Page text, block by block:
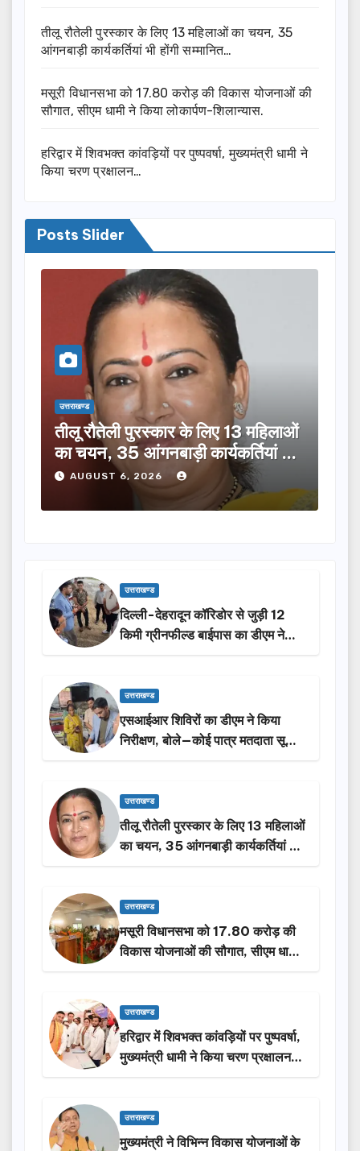
तीलू रौतेली पुरस्कार के लिए 13 महिलाओं का चयन, 35
आंगनबाड़ी कार्यकर्तियां भी होंगी सम्मानित…
मसूरी विधानसभा को 17.80 करोड़ की विकास योजनाओं की
सौगात, सीएम धामी ने किया लोकार्पण-शिलान्यास.
हरिद्वार में शिवभक्त कांवड़ियों पर पुष्पवर्षा, मुख्यमंत्री धामी ने
किया चरण प्रक्षालन…
Posts Slider
उत्तराखण्ड
तीलू रौतेली पुरस्कार के लिए 13 महिलाओं
का चयन, 35 आंगनबाड़ी कार्यकर्तियां भी
होंगी सम्मानित…
AUGUST 6, 2026
उत्तराखण्ड
दिल्ली-देहरादून कॉरिडोर से जुड़ी 12
किमी ग्रीनफील्ड बाईपास का डीएम ने
किया निरीक्षण…
उत्तराखण्ड
एसआईआर शिविरों का डीएम ने किया
निरीक्षण, बोले—कोई पात्र मतदाता सूची
से न छूटे…
उत्तराखण्ड
तीलू रौतेली पुरस्कार के लिए 13 महिलाओं
का चयन, 35 आंगनबाड़ी कार्यकर्तियां भी
होंगी सम्मानित…
उत्तराखण्ड
मसूरी विधानसभा को 17.80 करोड़ की
विकास योजनाओं की सौगात, सीएम धामी
ने किया लोकार्पण-शिलान्यास.
उत्तराखण्ड
हरिद्वार में शिवभक्त कांवड़ियों पर पुष्पवर्षा,
मुख्यमंत्री धामी ने किया चरण प्रक्षालन…
उत्तराखण्ड
मुख्यमंत्री ने विभिन्न विकास योजनाओं के